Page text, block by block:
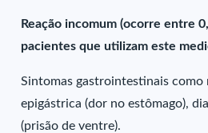
Reação incomum (ocorre entre
pacientes que utilizam este
Sintomas gastrointestinais como
epigástrica (dor no estômago),
(prisão de ventre).